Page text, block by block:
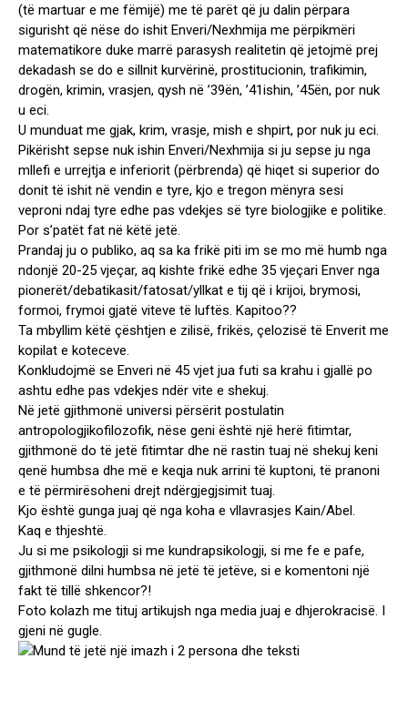
(të martuar e me fëmijë) me të parët që ju dalin përpara
sigurisht që nëse do ishit Enveri/Nexhmija me përpikmëri
matematikore duke marrë parasysh realitetin që jetojmë prej
dekadash se do e sillnit kurvërinë, prostitucionin, trafikimin,
drogën, krimin, vrasjen, qysh në ’39ën, ’41ishin, ’45ën, por nuk
u eci.
U munduat me gjak, krim, vrasje, mish e shpirt, por nuk ju eci.
Pikërisht sepse nuk ishin Enveri/Nexhmija si ju sepse ju nga
mllefi e urrejtja e inferiorit (përbrenda) që hiqet si superior do
donit të ishit në vendin e tyre, kjo e tregon mënyra sesi
veproni ndaj tyre edhe pas vdekjes së tyre biologjike e politike.
Por s’patët fat në këtë jetë.
Prandaj ju o publiko, aq sa ka frikë piti im se mo më humb nga
ndonjë 20-25 vjeçar, aq kishte frikë edhe 35 vjeçari Enver nga
pionerët/debatikasit/fatosat/yllkat e tij që i krijoi, brymosi,
formoi, frymoi gjatë viteve të luftës. Kapitoo??
Ta mbyllim këtë çështjen e zilisë, frikës, çelozisë të Enverit me
kopilat e koteceve.
Konkludojmë se Enveri në 45 vjet jua futi sa krahu i gjallë po
ashtu edhe pas vdekjes ndër vite e shekuj.
Në jetë gjithmonë universi përsërit postulatin
antropologjikofilozofik, nëse geni është një herë fitimtar,
gjithmonë do të jetë fitimtar dhe në rastin tuaj në shekuj keni
qenë humbsa dhe më e keqja nuk arrini të kuptoni, të pranoni
e të përmirësoheni drejt ndërgjegjsimit tuaj.
Kjo është gunga juaj që nga koha e vllavrasjes Kain/Abel.
Kaq e thjeshtë.
Ju si me psikologji si me kundrapsikologji, si me fe e pafe,
gjithmonë dilni humbsa në jetë të jetëve, si e komentoni një
fakt të tillë shkencor?!
Foto kolazh me tituj artikujsh nga media juaj e dhjerokracisë. I
gjeni në gugle.